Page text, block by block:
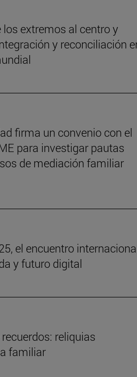
extremos al centro y
y reconciliación
firma un convenio con el
para investigar pautas
de mediación familiar
el encuentro
y futuro digital
reliquias
familiar